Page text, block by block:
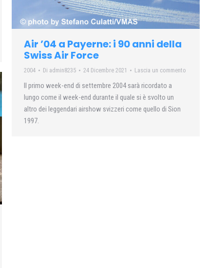
Air ’04 a Payerne: i 90 anni della
Swiss Air Force
2004 Di admin8235 24 Dicembre 2021 Lascia un commento
Il primo week-end di settembre 2004 sarà ricordato a
lungo come il week-end durante il quale si è svolto un
altro dei leggendari airshow svizzeri come quello di Sion
1997.